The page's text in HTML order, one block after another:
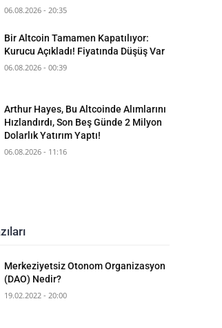
06.08.2026 - 20:35
Bir Altcoin Tamamen Kapatılıyor:
Kurucu Açıkladı! Fiyatında Düşüş Var
06.08.2026 - 00:39
Arthur Hayes, Bu Altcoinde Alımlarını
Hızlandırdı, Son Beş Günde 2 Milyon
Dolarlık Yatırım Yaptı!
06.08.2026 - 11:16
Merkeziyetsiz Otonom Organizasyon
(DAO) Nedir?
19.02.2022 - 20:00